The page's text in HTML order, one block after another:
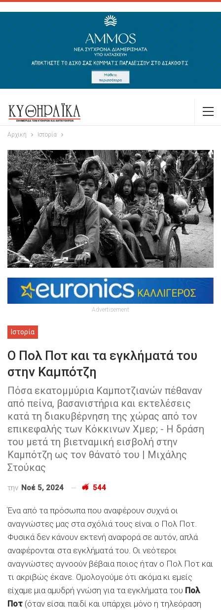
Αρχική Ιστορία
Advertisement
Ιστορία
Ο Πολ Ποτ και τα εγκλήματά του
στην Καμπότζη
Πόσα εκατομμύρια Καμποτζιανών πέθαναν
από πείνα, βασανιστήρια και εκτελέσεις
κατά τη διακυβέρνηση της χώρας από τον
επικεφαλής των Κόκκινων Χμερ; - Η δράση
του μετά τη βιετναμική εισβολή στην
Καμπότζη ως τον θάνατό του | Μιχάλης
Στούκας
την Νοέ 5, 2024 544
Ένα από τα πρόσωπα που αναφέρουν συχνά οι
αναγνώστες μας στα σχόλιά τους είναι ο Πολ Ποτ.
Φυσικά δεν κάνουν εκτενή αναφορά σε αυτόν, απλά
αναφέρονται στα εγκλήματά του. Οι νεότεροι
αναγνώστες αγνοούν βέβαια ποιος ήταν ο Πολ Ποτ και
τι ακριβώς έκανε. Ομολογούμε ότι ακόμα κι εμείς
είχαμε μια αμυδρή γνώση για τα εγκλήματα του Πολ
Ποτ (όταν είσαι παιδί και υπάρχει μόνο η τηλεόραση